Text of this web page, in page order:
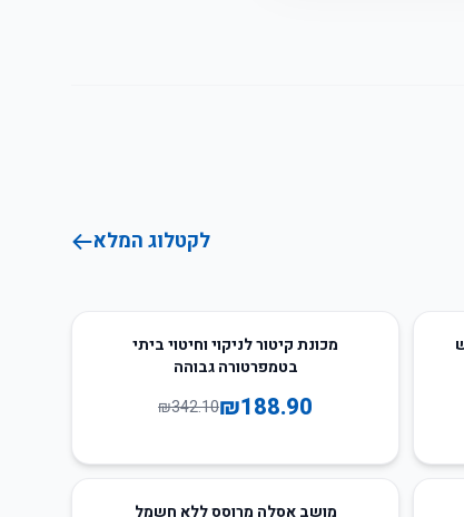
לקטלוג המלא
מכונת קיטור לניקוי וחיטוי ביתי
בטמפרטורה גבוהה
₪188.90
₪342.10
מושב אסלה מרוסס ללא חשמל